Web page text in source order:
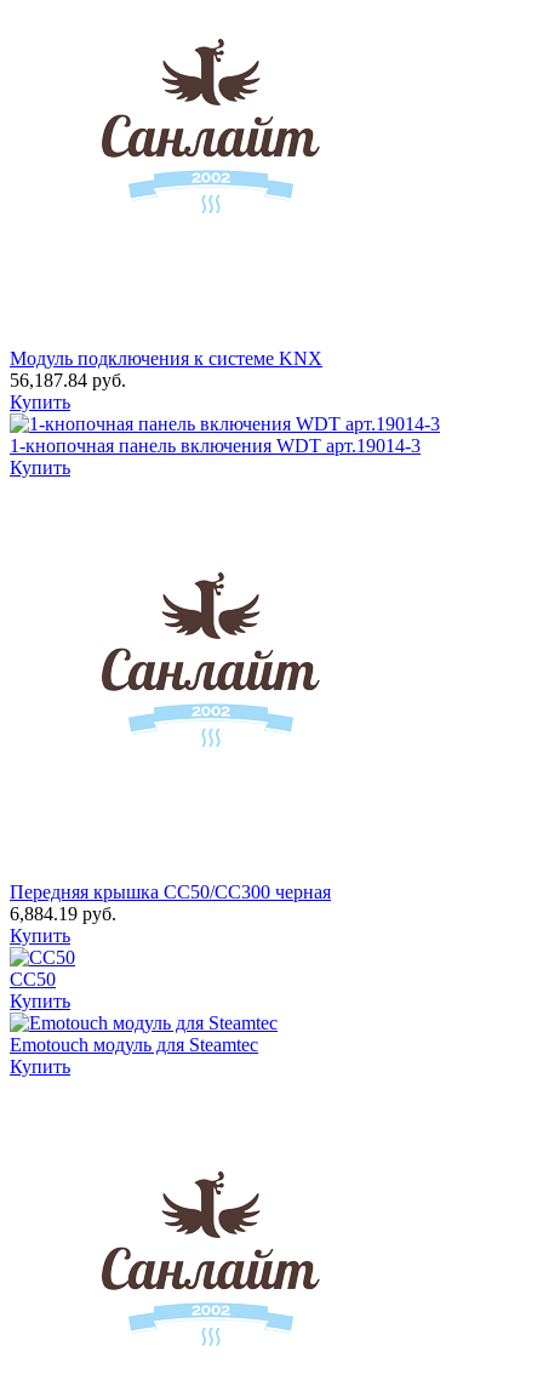
Модуль подключения к системе KNX
56,187.84 руб.
Купить
1-кнопочная панель включения WDT арт.19014-3
Купить
Передняя крышка CC50/CC300 черная
6,884.19 руб.
Купить
CC50
Купить
Emotouch модуль для Steamtec
Купить